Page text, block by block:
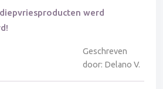
werd
Geschreven
door: Delano V.